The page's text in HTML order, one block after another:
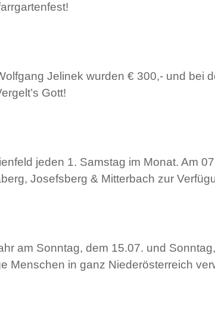
Jelinek wurden € 300,- und bei
Gott!
jeden 1. Samstag im Monat. Am
Josefsberg & Mitterbach zur
am Sonntag, dem 15.07. und
Menschen in ganz Niederösterreich